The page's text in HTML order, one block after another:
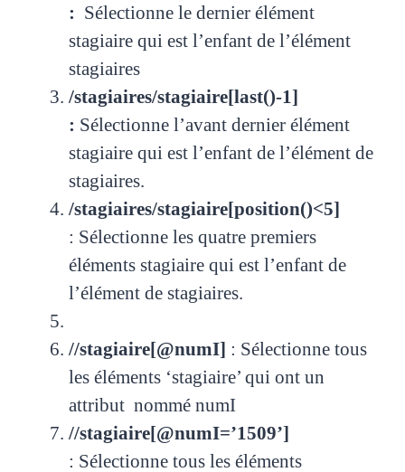
: Sélectionne le dernier élément
stagiaire qui est l’enfant de l’élément
stagiaires
/stagiaires/stagiaire[last()-1]
: Sélectionne l’avant dernier élément
stagiaire qui est l’enfant de l’élément de
stagiaires.
/stagiaires/stagiaire[position()<5]
: Sélectionne les quatre premiers
éléments stagiaire qui est l’enfant de
l’élément de stagiaires.
//stagiaire[@numI] : Sélectionne tous
les éléments ‘stagiaire’ qui ont un
attribut nommé numI
//stagiaire[@numI=’1509’]
: Sélectionne tous les éléments